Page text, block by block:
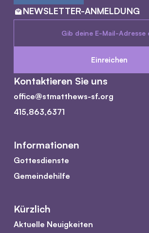
NEWSLETTER-ANMELDUNG
Kontaktieren Sie uns
office@stmatthews-sf.org
415,863,6371
Informationen
Gottesdienste
Gemeindehilfe
Kürzlich
Aktuelle Neuigkeiten